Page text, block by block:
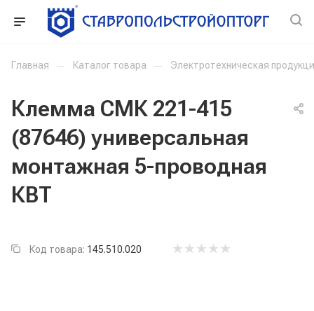
Главная — Каталог товара — Электротехническая
Клемма СМК 221-415
(87646) универсальная
монтажная 5-проводная
КВТ
Код товара: 145.510.020